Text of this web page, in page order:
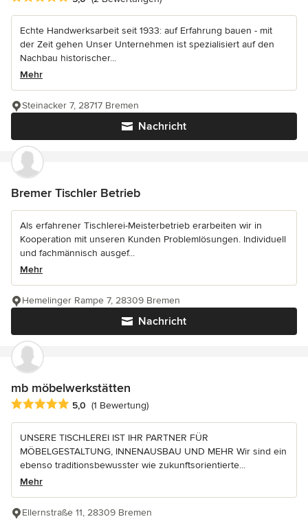
Echte Handwerksarbeit seit 1933: auf Erfahrung bauen - mit
der Zeit gehen Unser Unternehmen ist spezialisiert auf den
Nachbau historischer...
Mehr
Nachricht
Steinacker 7, 28717 Bremen
Bremer Tischler Betrieb
Als erfahrener Tischlerei-Meisterbetrieb erarbeiten wir in
Kooperation mit unseren Kunden Problemlösungen. Individuell
und fachmännisch ausgef...
Mehr
Nachricht
Hemelinger Rampe 7, 28309 Bremen
mb möbelwerkstätten
Durchschnittliche Bewertung: 5 von 5 Sternen
5,0 (1 Bewertung)
UNSERE TISCHLEREI IST IHR PARTNER FÜR
MÖBELGESTALTUNG, INNENAUSBAU UND MEHR Wir sind ein
ebenso traditionsbewusster wie zukunftsorientierte...
Mehr
Ellernstraße 11, 28309 Bremen